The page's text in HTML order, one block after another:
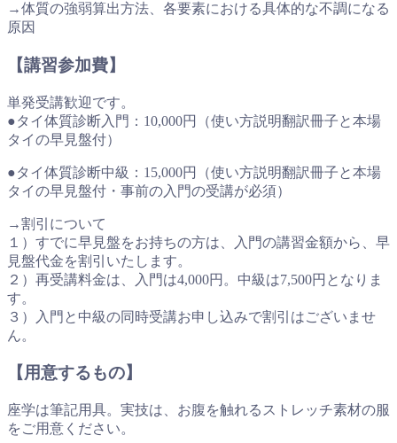
→体質の強弱算出方法、各要素における具体的な不調になる
原因
【講習参加費】
単発受講歓迎です。
●タイ体質診断入門：10,000円（使い方説明翻訳冊子と本場
タイの早見盤付）
●タイ体質診断中級：15,000円（使い方説明翻訳冊子と本場
タイの早見盤付・事前の入門の受講が必須）
→割引について
１）すでに早見盤をお持ちの方は、入門の講習金額から、早
見盤代金を割引いたします。
２）再受講料金は、入門は4,000円。中級は7,500円となりま
す。
３）入門と中級の同時受講お申し込みで割引はございませ
ん。
【用意するもの】
座学は筆記用具。実技は、お腹を触れるストレッチ素材の服
をご用意ください。